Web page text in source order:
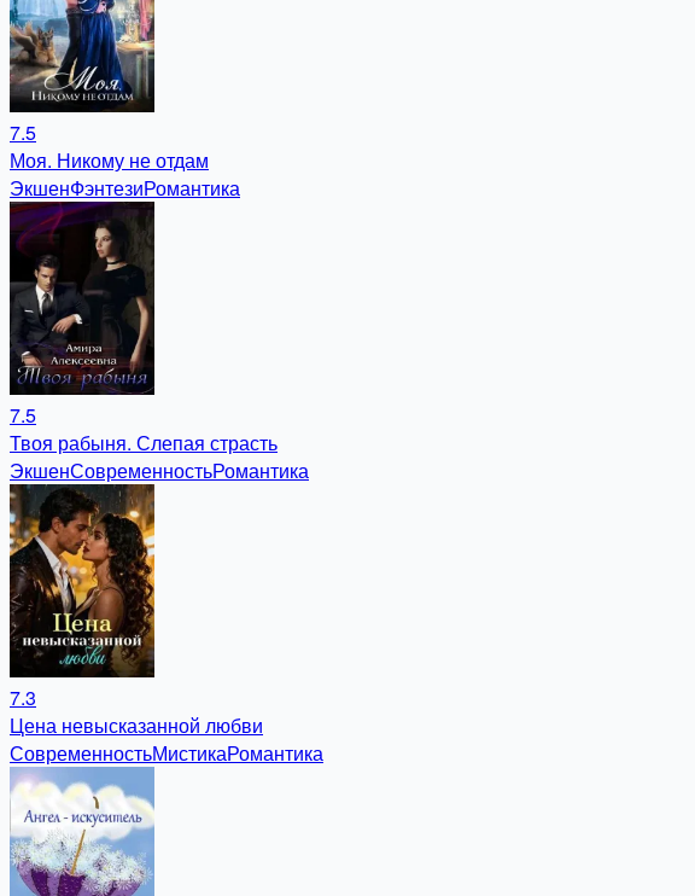
7.5
Моя. Никому не отдам
ЭкшенФэнтезиРомантика
7.5
Твоя рабыня. Слепая страсть
ЭкшенСовременностьРомантика
7.3
Цена невысказанной любви
СовременностьМистикаРомантика